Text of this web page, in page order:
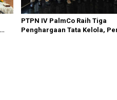
PTPN IV PalmCo Raih Tiga
Penghargaan Tata Kelola,